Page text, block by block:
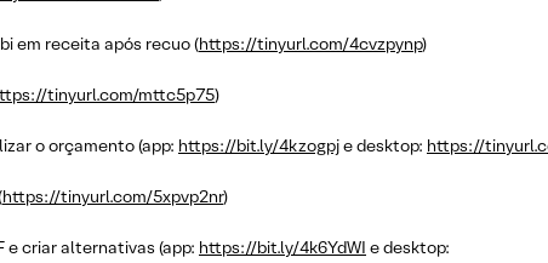
em receita após recuo (https://tinyurl.com/4cvzpynp)
tinyurl.com/mttc5p75)
o orçamento (app: https://bit.ly/4kzogpje desktop: https://
https://tinyurl.com/5xpvp2nr)
e criar alternativas (app: https://bit.ly/4k6YdWI e desktop: